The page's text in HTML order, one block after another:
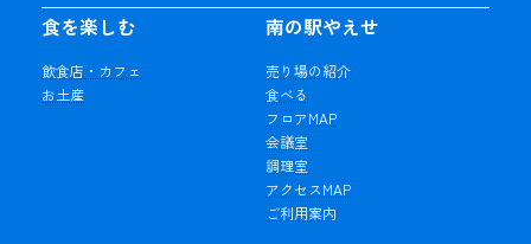
食を楽しむ
飲食店・カフェ
お土産
南の駅やえせ
売り場の紹介
食べる
フロアMAP
会議室
調理室
アクセスMAP
ご利用案内